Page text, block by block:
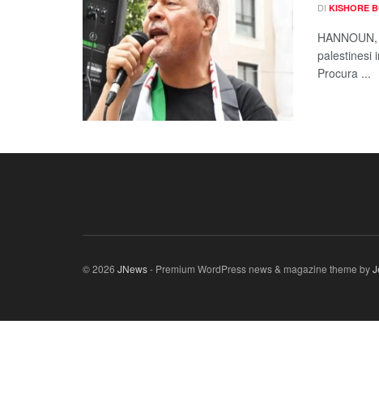
DI KISHORE
palestinesi
Procura ...
© 2026 JNews- Premium WordPress news & magazine theme by